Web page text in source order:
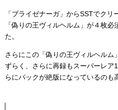
「ブライゼナーガ」からSSTでク
「偽りの王ヴィルヘルム」が４枚
た。
さらにこの「偽りの王ヴィルヘルム
ずらく、さらに再録もスーパーレア
らにパックが絶版になっているのも